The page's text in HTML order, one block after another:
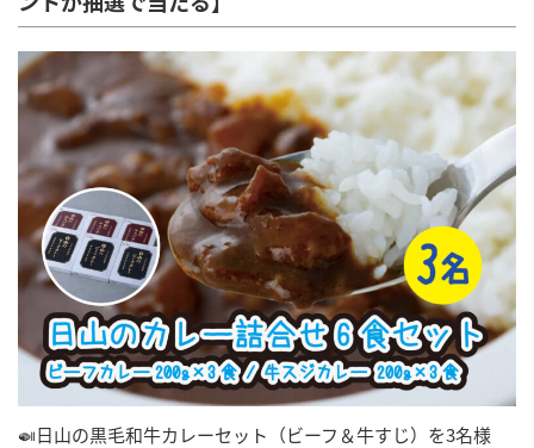
🍛日山の黒毛和牛カレーセット（ビーフ＆牛すじ）を3名様